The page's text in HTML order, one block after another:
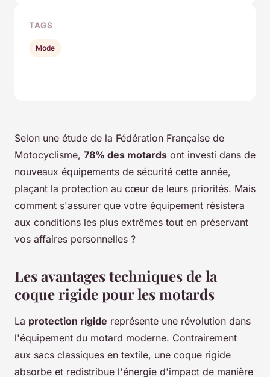
Selon une étude de la Fédération Française de
Motocyclisme, 78% des motards ont investi dans de
nouveaux équipements de sécurité cette année,
plaçant la protection au cœur de leurs priorités. Mais
comment s'assurer que votre équipement résistera
aux conditions les plus extrêmes tout en préservant
vos affaires personnelles ?
Les avantages techniques de la
coque rigide pour les motards
La protection rigide représente une révolution dans
l'équipement du motard moderne. Contrairement
aux sacs classiques en textile, une coque rigide
absorbe et redistribue l'énergie d'impact de manière
TAGS
Mode